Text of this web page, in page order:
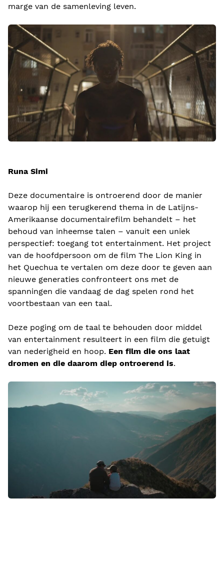
marge van de samenleving leven.
Runa Simi
Deze documentaire is ontroerend door de manier
waarop hij een terugkerend thema in de Latijns-
Amerikaanse documentairefilm behandelt – het
behoud van inheemse talen – vanuit een uniek
perspectief: toegang tot entertainment. Het project
van de hoofdpersoon om de film The Lion King in
het Quechua te vertalen om deze door te geven aan
nieuwe generaties confronteert ons met de
spanningen die vandaag de dag spelen rond het
voortbestaan van een taal.
Deze poging om de taal te behouden door middel
van entertainment resulteert in een film die getuigt
van nederigheid en hoop. Een film die ons laat
dromen en die daarom diep ontroerend is.